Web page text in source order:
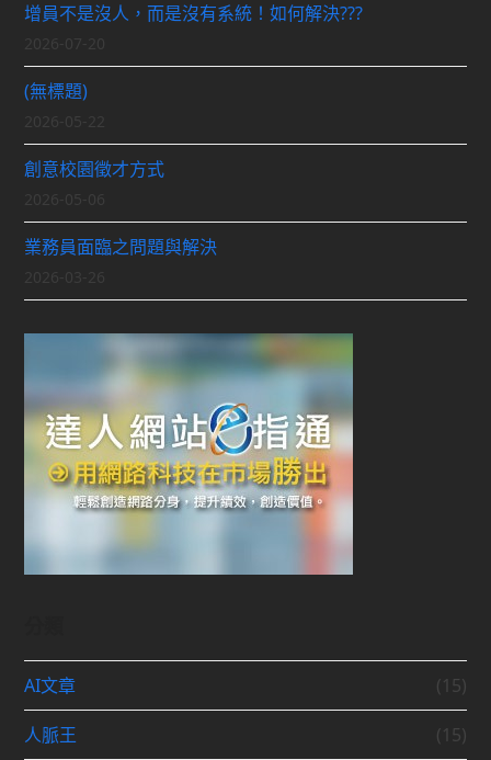
增員不是沒人，而是沒有系統！如何解決???
(無標題)
創意校園徵才方式
業務員面臨之問題與解決
AI文章 (15)
人脈王 (15)